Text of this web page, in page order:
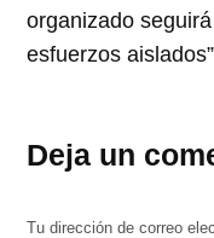
organizado
esfuerzos
Deja un
Tu dirección de correo